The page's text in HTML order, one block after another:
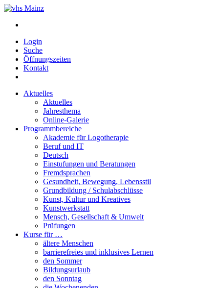
Login
Suche
Öffnungszeiten
Kontakt
Aktuelles
Aktuelles
Jahresthema
Online-Galerie
Programmbereiche
Akademie für Logotherapie
Beruf und IT
Deutsch
Einstufungen und Beratungen
Fremdsprachen
Gesundheit, Bewegung, Lebensstil
Grundbildung / Schulabschlüsse
Kunst, Kultur und Kreatives
Kunstwerkstatt
Mensch, Gesellschaft & Umwelt
Prüfungen
Kurse für …
ältere Menschen
barrierefreies und inklusives Lernen
den Sommer
Bildungsurlaub
den Sonntag